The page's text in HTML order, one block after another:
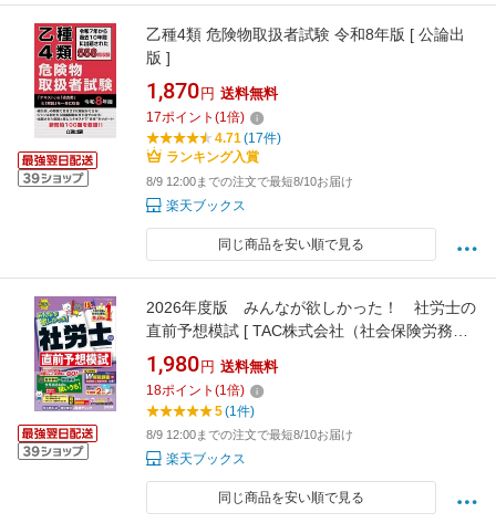
乙種4類 危険物取扱者試験 令和8年版 [ 公論出
版 ]
1,870 円 送料無料
17ポイント (1倍)
4.71(17件)
ランキング入賞
8/9 12:00までの注文で最短8/10お届け
楽天ブックス
同じ商品を安い順で見る
2026年度版 みんなが欲しかった！ 社労士の
直前予想模試 [ TAC株式会社（社会保険労務士
講座） ]
1,980 円 送料無料
18ポイント (1倍)
5(1件)
8/9 12:00までの注文で最短8/10お届け
楽天ブックス
同じ商品を安い順で見る